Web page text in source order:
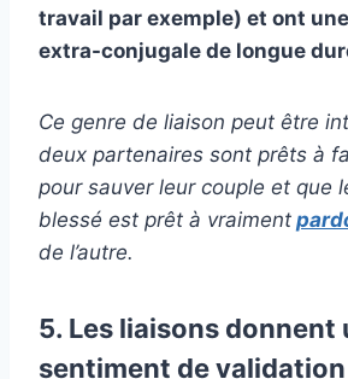
travail par exemple) et ont
extra-conjugale de longue
Ce genre de liaison peut être
deux partenaires sont prêts à
pour sauver leur couple et que
blessé est prêt à vraiment
de l’autre.
5. Les liaisons donnent
sentiment de validation